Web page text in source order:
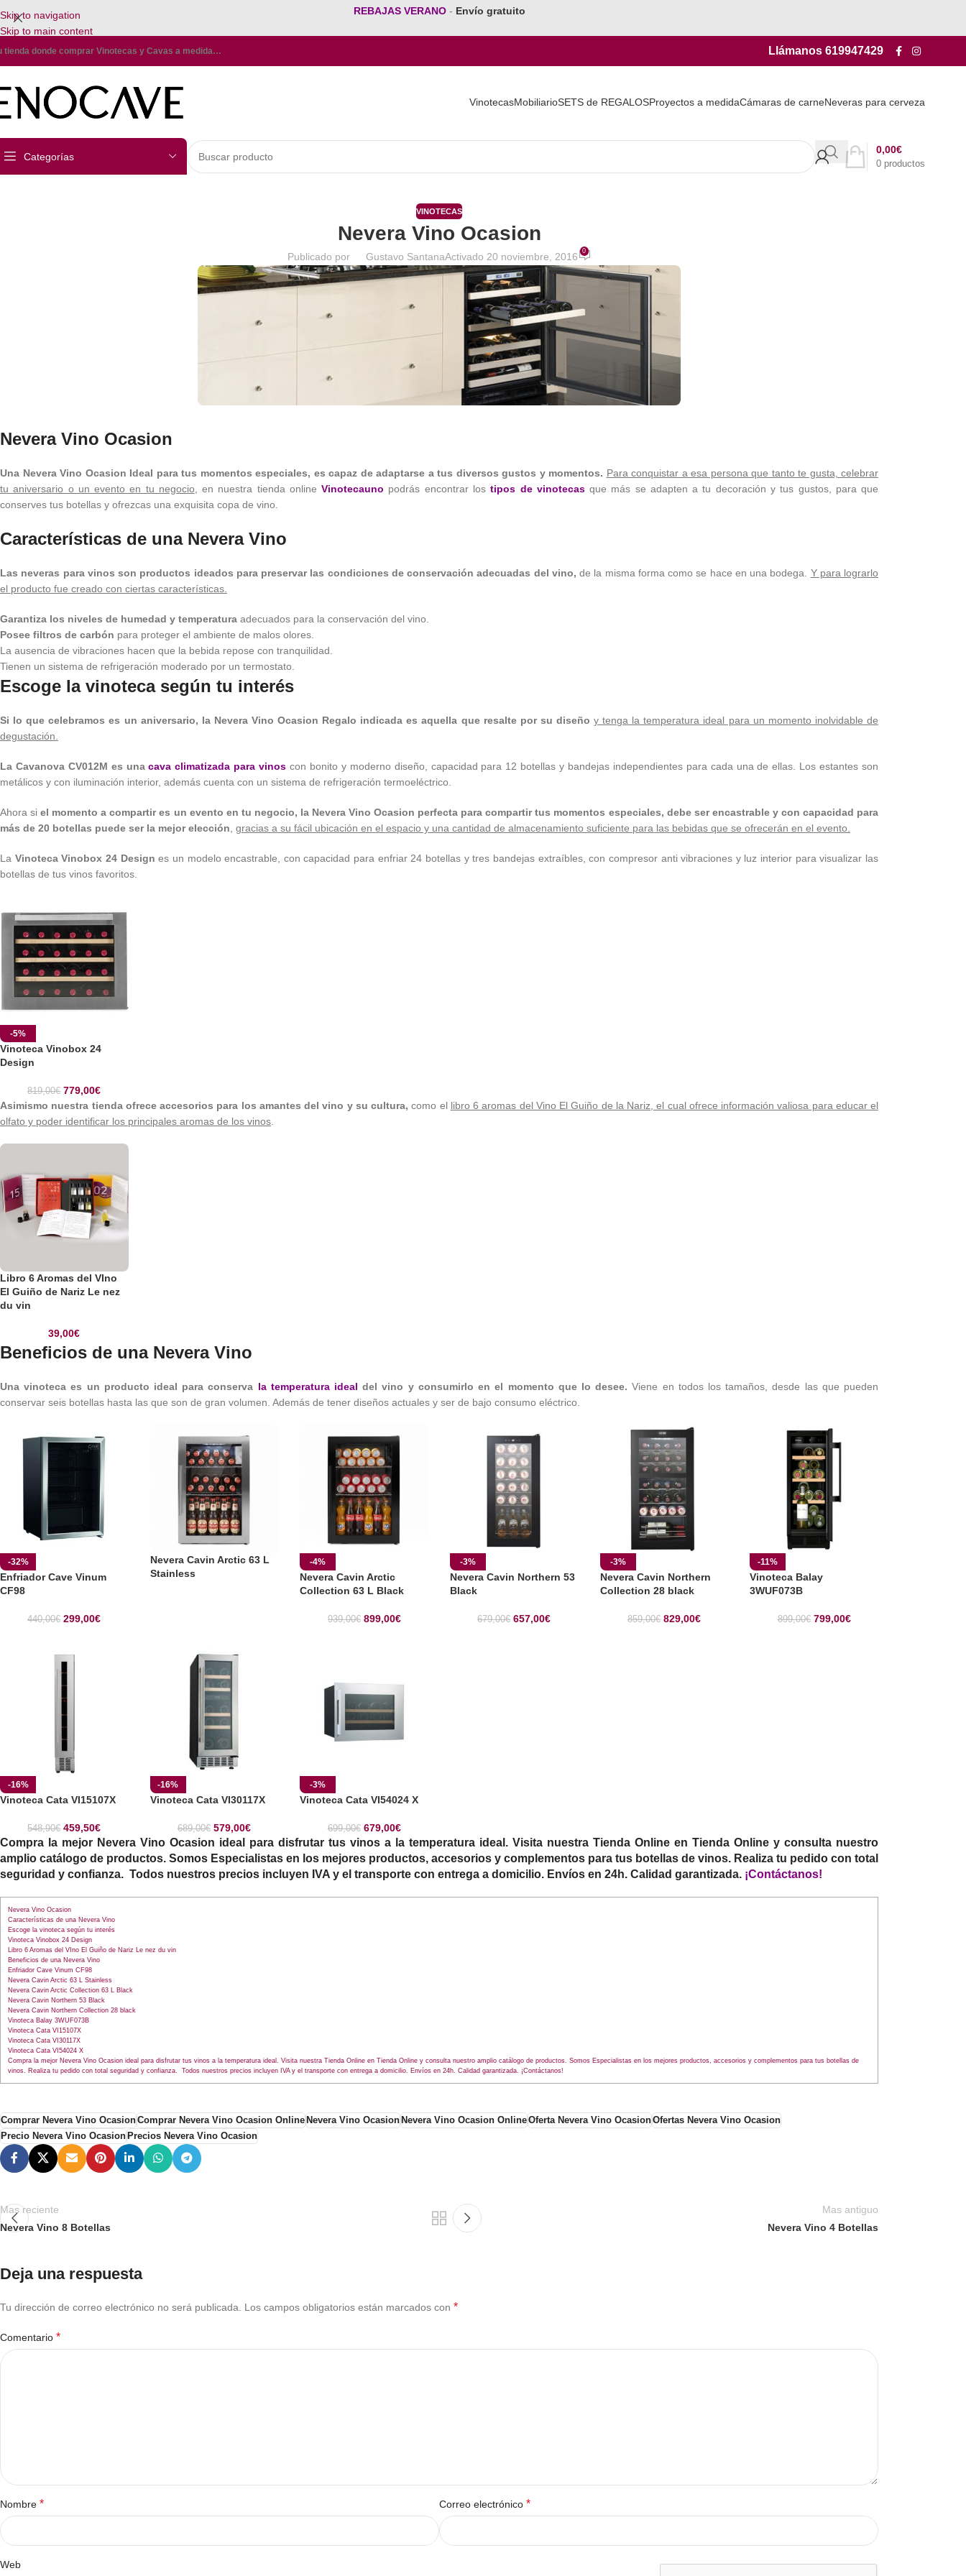
Skip to navigation
Skip to main content
REBAJAS VERANO - Envío gratuito
tienda donde comprar Vinotecas y Cavas a medida… Llámanos 619947429
VinotecasMobiliarioSETS de REGALOSProyectos a medidaCámaras de carneNeveras para cerveza
Categorías
0 productos
0,00€
VINOTECAS
Nevera Vino Ocasion
Publicado por Gustavo SantanaActivado 20 noviembre, 2016 0
Nevera Vino Ocasion
Una Nevera Vino Ocasion Ideal para tus momentos especiales, es capaz de adaptarse a tus diversos gustos y momentos. Para conquistar a esa persona que tanto te gusta, celebrar
tu aniversario o un evento en tu negocio , en nuestra tienda onlineVinotecauno podrás encontrar lostipos de vinotecasque más se adapten a tu decoración y tus gustos, para que
conserves tus botellas y ofrezcas una exquisita copa de vino.
Características de una Nevera Vino
Las neveras para vinos son productos ideados para preservar las condiciones de conservación adecuadas del vino, de la misma forma como se hace en una bodega. Y para lograrlo
el producto fue creado con ciertas características
Garantiza los niveles de humedad y temperatura adecuados para la conservación del vino.
Posee filtros de carbón para proteger el ambiente de malos olores.
La ausencia de vibraciones hacen que la bebida repose con tranquilidad.
Tienen un sistema de refrigeración moderado por un termostato.
Escoge la vinoteca según tu interés
Si lo que celebramos es un aniversario, la Nevera Vino Ocasion Regalo indicada es aquella que resalte por su diseño y tenga la temperatura ideal para un momento inolvidable de
degustación.
La Cavanova CV012M es unacava climatizada para vinos con bonito y moderno diseño, capacidad para 12 botellas y bandejas independientes para cada una de ellas. Los estantes son
metálicos y con iluminación interior, además cuenta con un sistema de refrigeración termoeléctrico.
Ahora si el momento a compartir es un evento en tu negocio, la Nevera Vino Ocasion perfecta para compartir tus momentos especiales, debe ser encastrable y con capacidad para
más de 20 botellas puede ser la mejor elección gracias a su fácil ubicación en el espacio y una cantidad de almacenamiento suficiente para las bebidas que se ofrecerán en el evento.
La Vinoteca Vinobox 24 Design es un modelo encastrable, con capacidad para enfriar 24 botellas y tres bandejas extraíbles, con compresor anti vibraciones y luz interior para visualizar las
botellas de tus vinos favoritos.
-5%
Vinoteca Vinobox 24
Design
819,00€ 779,00€
Asimismo nuestra tienda ofrece accesorios para los amantes del vino y su cultura, como el libro 6 aromas del Vino El Guiño de la Nariz, el cual ofrece información valiosa para educar el
olfato y poder identificar los principales aromas de los vinos
Libro 6 Aromas del VIno
El Guiño de Nariz Le nez
du vin
39,00€
Beneficios de una Nevera Vino
Una vinoteca es un producto ideal para conserva la temperatura ideal del vino y consumirlo en el momento que lo desee. Viene en todos los tamaños, desde las que pueden
conservar seis botellas hasta las que son de gran volumen. Además de tener diseños actuales y ser de bajo consumo eléctrico.
-32%
Enfriador Cave Vinum
CF98
440,00€ 299,00€
Nevera Cavin Arctic 63 L
Stainless
-4%
Nevera Cavin Arctic
Collection 63 L Black
939,00€ 899,00€
-3%
Nevera Cavin Northern 53
Black
679,00€ 657,00€
-3%
Nevera Cavin Northern
Collection 28 black
859,00€ 829,00€
-11%
Vinoteca Balay
3WUF073B
899,00€ 799,00€
-16%
Vinoteca Cata VI15107X
548,90€ 459,50€
-16%
Vinoteca Cata VI30117X
689,00€ 579,00€
-3%
Vinoteca Cata VI54024 X
699,00€ 679,00€
Compra la mejor Nevera Vino Ocasion ideal para disfrutar tus vinos a la temperatura ideal. Visita nuestra Tienda Online en Tienda Online y consulta nuestro
amplio catálogo de productos. Somos Especialistas en los mejores productos, accesorios y complementos para tus botellas de vinos. Realiza tu pedido con total
seguridad y confianza. Todos nuestros precios incluyen IVA y el transporte con entrega a domicilio. Envíos en 24h. Calidad garantizada. ¡Contáctanos!
Nevera Vino Ocasion
Características de una Nevera Vino
Escoge la vinoteca según tu interés
Vinoteca Vinobox 24 Design
Libro 6 Aromas del VIno El Guiño de Nariz Le nez du vin
Beneficios de una Nevera Vino
Enfriador Cave Vinum CF98
Nevera Cavin Arctic 63 L Stainless
Nevera Cavin Arctic Collection 63 L Black
Nevera Cavin Northern 53 Black
Nevera Cavin Northern Collection 28 black
Vinoteca Balay 3WUF073B
Vinoteca Cata VI15107X
Vinoteca Cata VI30117X
Vinoteca Cata VI54024 X
Compra la mejor Nevera Vino Ocasion ideal para disfrutar tus vinos a la temperatura ideal. Visita nuestra Tienda Online en Tienda Online y consulta nuestro amplio catálogo de productos. Somos Especialistas en los mejores productos, accesorios y complementos para tus botellas de
vinos. Realiza tu pedido con total seguridad y confianza. Todos nuestros precios incluyen IVA y el transporte con entrega a domicilio. Envíos en 24h. Calidad garantizada. ¡Contáctanos!
Comprar Nevera Vino OcasionComprar Nevera Vino Ocasion OnlineNevera Vino OcasionNevera Vino Ocasion OnlineOferta Nevera Vino OcasionOfertas Nevera Vino Ocasion
Precio Nevera Vino OcasionPrecios Nevera Vino Ocasion
Mas reciente
Nevera Vino 8 Botellas
Mas antiguo
Nevera Vino 4 Botellas
Deja una respuesta
Tu dirección de correo electrónico no será publicada. Los campos obligatorios están marcados con *
Comentario *
Nombre * Correo electrónico *
Web